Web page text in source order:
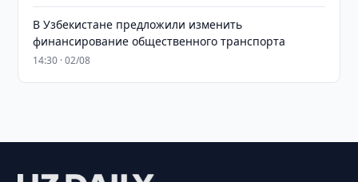
В Узбекистане предложили изменить
финансирование общественного транспорта
14:30 · 02/08